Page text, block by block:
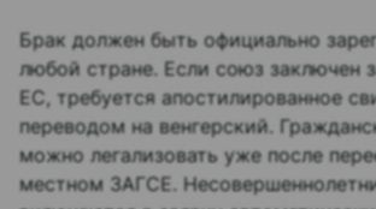
Брак должен быть официально
любой стране. Если союз заключен
ЕС, требуется апостилированное
переводом на венгерский.
можно легализовать уже после
местном ЗАГСЕ.